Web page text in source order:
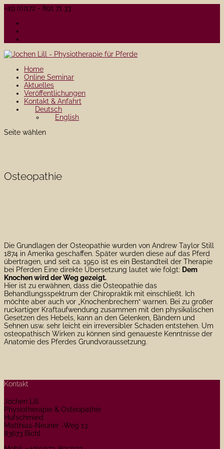
+49 (0)172 - 891 71 33
Home
Online Seminar
Aktuelles
Veröffentlichungen
Kontakt & Anfahrt
Deutsch
English
Seite wählen
Osteopathie
Die Grundlagen der Osteopathie wurden von Andrew Taylor Still
1874 in Amerika geschaffen. Später wurden diese auf das Pferd
übertragen, und seit ca. 1950 ist es ein Bestandteil der Therapie
bei Pferden Eine direkte Übersetzung lautet wie folgt: Dem
Knochen wird der Weg gezeigt.
Hier ist zu erwähnen, dass die Osteopathie das
Behandlungsspektrum der Chiropraktik mit einschließt. Ich
möchte aber auch vor „Knochenbrechern“ warnen. Bei zu großer
ruckartiger Kraftaufwendung zusammen mit den physikalischen
Gesetzen des Hebels, kann an den Gelenken, Bändern und
Sehnen usw. sehr leicht ein irreversibler Schaden entstehen. Um
osteopathisch Wirken zu können sind genaueste Kenntnisse der
Anatomie des Pferdes Grundvoraussetzung.
Kontakt
Jochen Lill
Physiotherapie & Osteopathie
Hufschmied
Matthias-Neuner -Weg 13
83673 Bichl